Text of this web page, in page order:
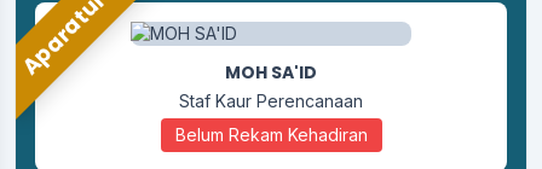
Aparatur MOH SA'ID
Staf Kaur Perencanaan
Belum Rekam Kehadiran